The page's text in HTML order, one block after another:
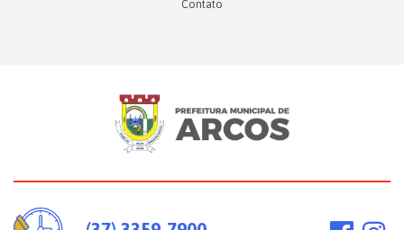
Contato